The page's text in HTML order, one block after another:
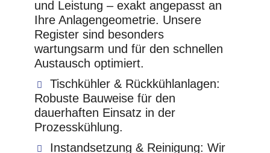
und Leistung – exakt angepasst an
Ihre Anlagengeometrie. Unsere
Register sind besonders
wartungsarm und für den schnellen
Austausch optimiert.
Tischkühler & Rückkühlanlagen:
Robuste Bauweise für den
dauerhaften Einsatz in der
Prozesskühlung.
Instandsetzung & Reinigung: Wir